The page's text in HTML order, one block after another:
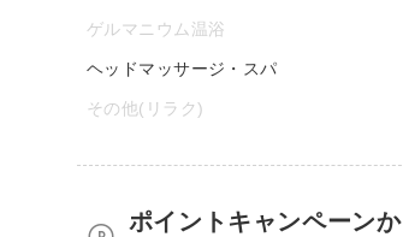
ゲルマニウム温浴
ヘッドマッサージ・スパ
その他(リラク)
ポイントキャンペーンか